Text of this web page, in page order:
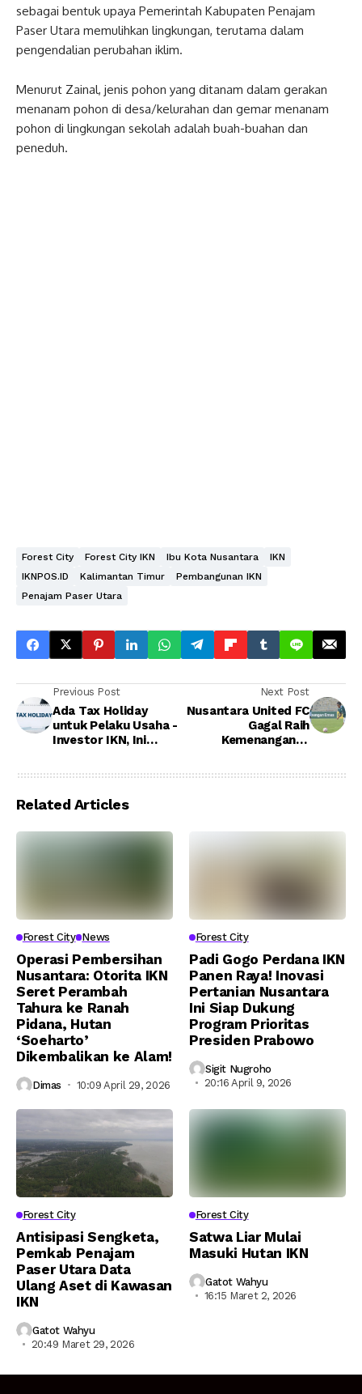
sebagai bentuk upaya Pemerintah Kabupaten Penajam
Paser Utara memulihkan lingkungan, terutama dalam
pengendalian perubahan iklim.
Menurut Zainal, jenis pohon yang ditanam dalam gerakan
menanam pohon di desa/kelurahan dan gemar menanam
pohon di lingkungan sekolah adalah buah-buahan dan
peneduh.
Forest City Forest City IKN Ibu Kota Nusantara
IKN
IKNPOS.ID
Kalimantan Timur
Pembangunan IKN
Penajam Paser Utara
Previous Post
Ada Tax Holiday
untuk Pelaku Usaha -
Investor IKN, Ini
Next Post
Nusantara United FC
Gagal Raih
Kemenangan di
Related Articles
Forest City News
Operasi Pembersihan
Nusantara: Otorita IKN
Seret Perambah
Tahura ke Ranah
Pidana, Hutan
‘Soeharto’
Dikembalikan ke Alam!
Dimas 10:09 April 29, 2026
Forest City
Padi Gogo Perdana IKN
Panen Raya! Inovasi
Pertanian Nusantara
Ini Siap Dukung
Program Prioritas
Presiden Prabowo
Sigit Nugroho
20:16 April 9, 2026
Forest City
Antisipasi Sengketa,
Pemkab Penajam
Paser Utara Data
Ulang Aset di Kawasan
IKN
Gatot Wahyu
20:49 Maret 29, 2026
Forest City
Satwa Liar Mulai
Masuki Hutan IKN
Gatot Wahyu
16:15 Maret 2, 2026